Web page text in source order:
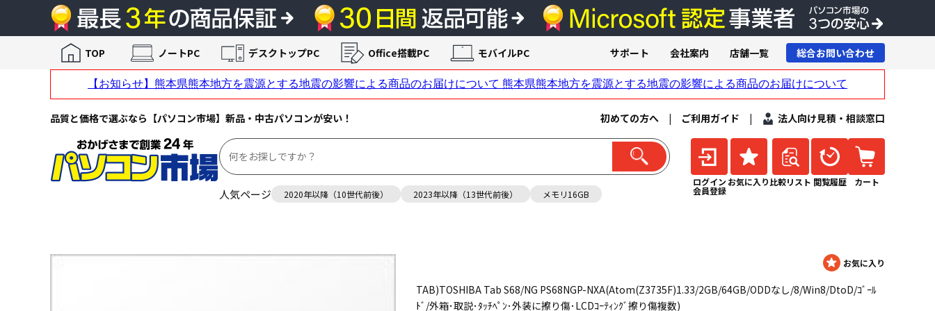
品質と価格で選ぶなら【パソコン市場】新品・中古パソコンが安い！ 初めての方へ | ご利用ガイド | 法人向け見積・相談窓口
人気ページ 2020年以降（10世代前後） 2023年以降（13世代前後） メモリ16GB
ログイン
会員登録
お気に入り 比較リスト 閲覧履歴 カート
TOP ノートPC デスクトップPC Office搭載PC モバイルPC サポート 会社案内 店舗一覧 総合お問い合わせ
TAB)TOSHIBA Tab S68/NG PS68NGP-NXA(Atom(Z3735F)1.33/2GB/64GB/ODDなし/8/Win8/DtoD/ｺﾞｰﾙ
ﾄﾞ/外箱･取説･ﾀｯﾁﾍﾟﾝ･外装に擦り傷･LCDｺｰﾃｨﾝｸﾞ擦り傷複数)